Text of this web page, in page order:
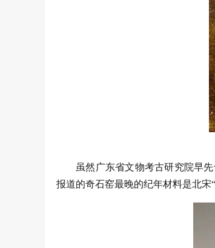
虽然广东省文物考古研究院早
报道的奇石窑最晚的纪年材料是北宋